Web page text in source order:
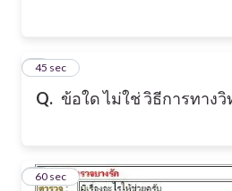
Q. ข้อใด ไม่ใช่ วิธีการทาง
8
45 sec
960 sec